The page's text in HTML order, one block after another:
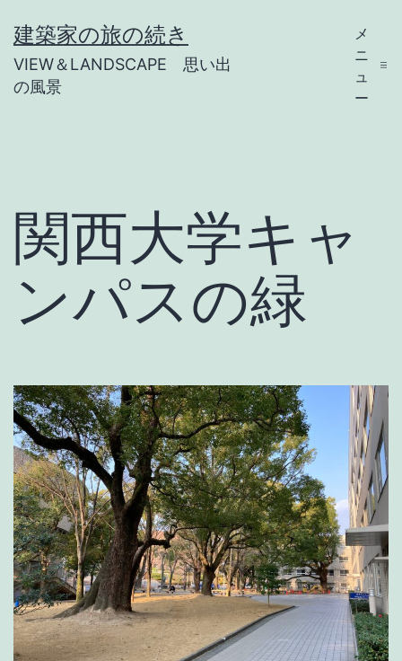
ン建築家の旅の続き
VIEW＆LANDSCAPE 思い出
の風景
メ
ニ
ュ
ー
関西大学キャ
ンパスの緑